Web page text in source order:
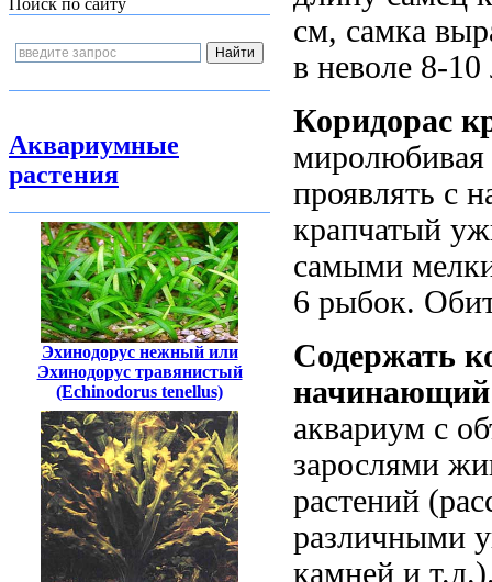
Поиск по сайту
Аквариумные
растения
Эхинодорус нежный или
Эхинодорус травянистый
(Echinodorus tenellus)
см, самка
в неволе 8-10
Коридорас
миролюбивая
проявлять с
крапчатый
самыми
6 рыбок.
Содержать
начинающий
аквариум с
зарослями
растений
различными
камней и